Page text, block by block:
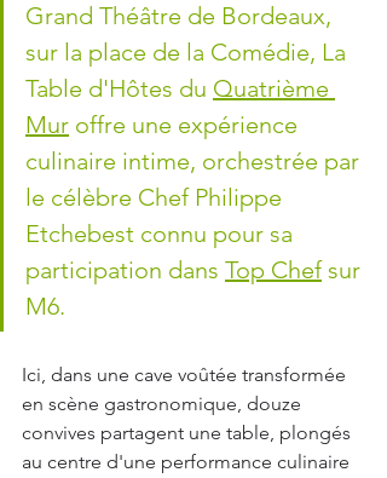
Grand Théâtre de Bordeaux,
sur la place de la Comédie, La
Table d'Hôtes du Quatrième
Mur offre une expérience
culinaire intime, orchestrée par
le célèbre Chef Philippe
Etchebest connu pour sa
participation dans Top Chef sur
M6.
Ici, dans une cave voûtée transformée
en scène gastronomique, douze
convives partagent une table, plongés
au centre d'une performance culinaire